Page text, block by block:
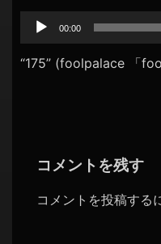
ー
シ
ョ
声
レ
ー
00:00
“175” (foolpalace 「
コメントを残す
コメントを投稿する